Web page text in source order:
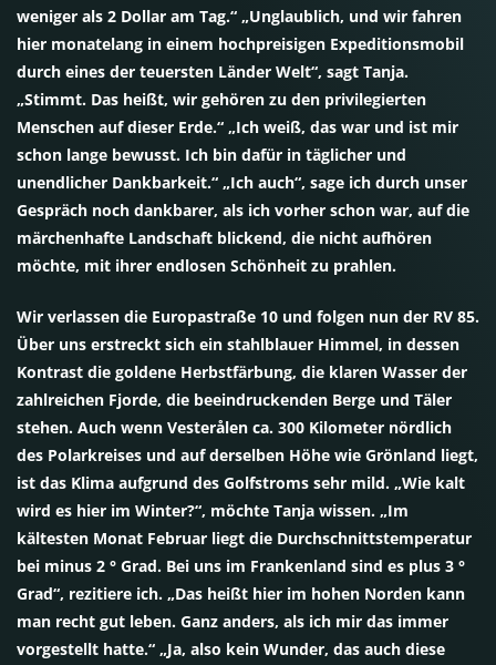
weniger als 2 Dollar am Tag.“ „Unglaublich, und wir fahren
hier monatelang in einem hochpreisigen Expeditionsmobil
durch eines der teuersten Länder Welt“, sagt Tanja.
„Stimmt. Das heißt, wir gehören zu den privilegierten
Menschen auf dieser Erde.“ „Ich weiß, das war und ist mir
schon lange bewusst. Ich bin dafür in täglicher und
unendlicher Dankbarkeit.“ „Ich auch“, sage ich durch unser
Gespräch noch dankbarer, als ich vorher schon war, auf die
märchenhafte Landschaft blickend, die nicht aufhören
möchte, mit ihrer endlosen Schönheit zu prahlen.
Wir verlassen die Europastraße 10 und folgen nun der RV 85.
Über uns erstreckt sich ein stahlblauer Himmel, in dessen
Kontrast die goldene Herbstfärbung, die klaren Wasser der
zahlreichen Fjorde, die beeindruckenden Berge und Täler
stehen. Auch wenn Vesterålen ca. 300 Kilometer nördlich
des Polarkreises und auf derselben Höhe wie Grönland liegt,
ist das Klima aufgrund des Golfstroms sehr mild. „Wie kalt
wird es hier im Winter?“, möchte Tanja wissen. „Im
kältesten Monat Februar liegt die Durchschnittstemperatur
bei minus 2 ° Grad. Bei uns im Frankenland sind es plus 3 °
Grad“, rezitiere ich. „Das heißt hier im hohen Norden kann
man recht gut leben. Ganz anders, als ich mir das immer
vorgestellt hatte.“ „Ja, also kein Wunder, das auch diese